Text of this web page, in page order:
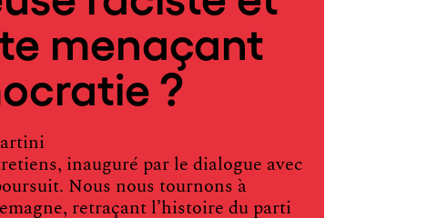
menaçant
?
inauguré par le dialogue avec
Nous nous tournons à
retraçant l’histoire du parti